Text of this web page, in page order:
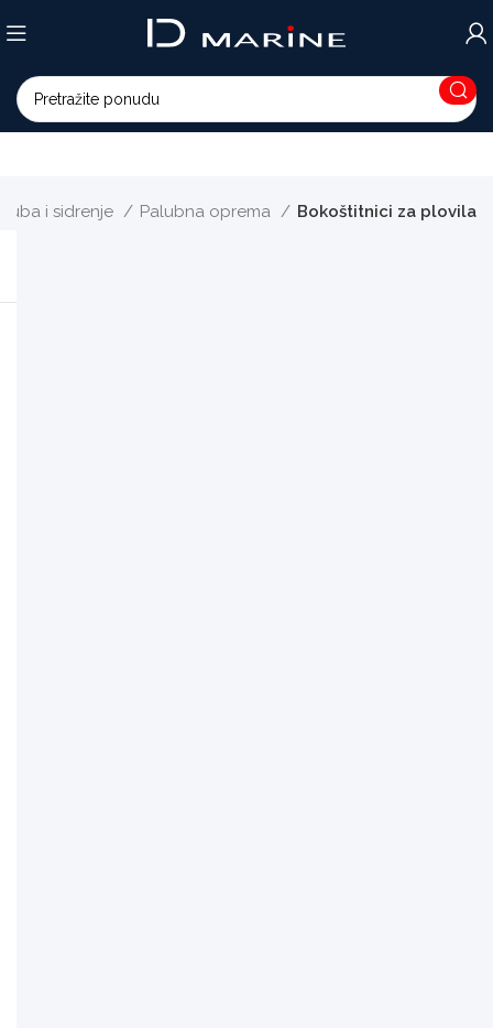
i sidrenje Palubna oprema Bokoštitnici za plovila